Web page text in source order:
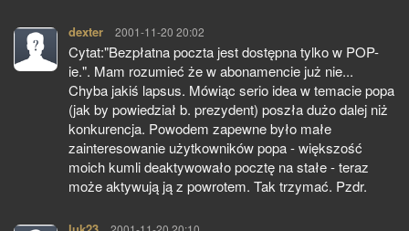
dexter pisze:
2001-11-20 20:02
Cytat:"Bezpłatna poczta jest dostępna tylko w POP-
ie.". Mam rozumieć że w abonamencie już nie...
Chyba jakiś lapsus. Mówiąc serio idea w temacie popa
(jak by powiedział b. prezydent) poszła dużo dalej niż
konkurencja. Powodem zapewne było małe
zainteresowanie użytkowników popa - większość
moich kumli deaktywowało pocztę na stałe - teraz
może aktywują ją z powrotem. Tak trzymać. Pzdr.